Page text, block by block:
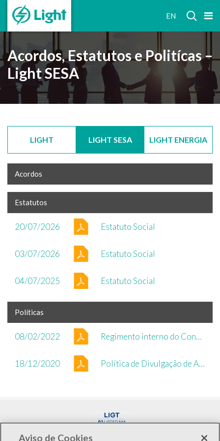
EN
Acordos, Estatutos e Politícas –
Light SESA
LIGHT LIGHT SESA LIGHT ENERGIA
Acordos
Estatutos
20/07/2026 Estatuto Social
03/07/2026 Estatuto Social
04/07/2025 Estatuto Social
Políticas
08/02/2022 Regimento interno do Conselho Fiscal
18/12/2020 Política de Divulgação de Ato ou Fato Relevante
Aviso de Cookies